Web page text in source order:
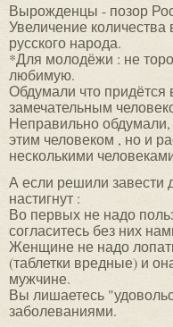
Вырожденцы - позор
Увеличение
русского народа.
*Для молодёжи : не
любимую.
Обдумали что придётся
замечательным
Неправильно обдумали,
этим человеком , но и
несколькими
А если решили завести
настигнут :
Во первых не надо
согласитесь без них
Женщине не надо
(таблетки вредные) и
мужчине.
Вы лишаетесь
заболеваниями.